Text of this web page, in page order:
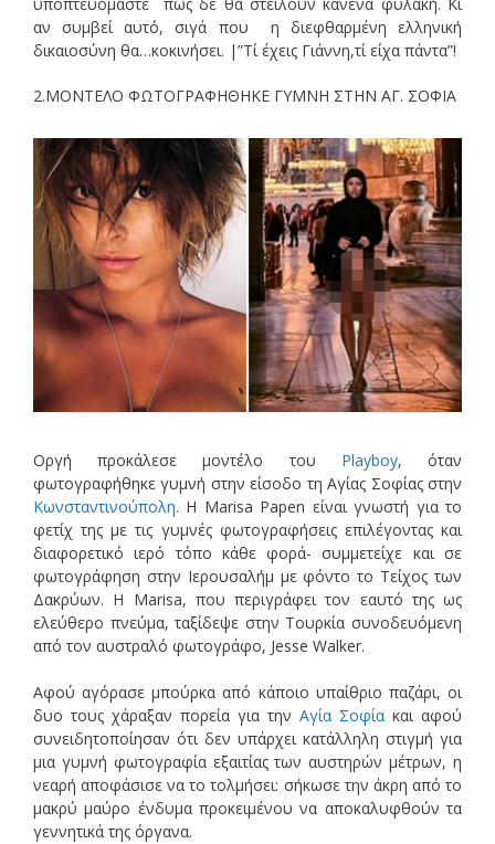
αν συμβεί αυτό, σιγά που η διεφθαρμένη ελληνική
δικαιοσύνη θα…κοκινήσει. |”Τί έχεις Γιάννη,τί είχα πάντα”!
2.ΜΟΝΤΕΛΟ ΦΩΤΟΓΡΑΦΗΘΗΚΕ ΓΥΜΝΗ ΣΤΗΝ ΑΓ. ΣΟΦΙΑ
Οργή προκάλεσε μοντέλο του Playboy, όταν
φωτογραφήθηκε γυμνή στην είσοδο τη Αγίας Σοφίας στην
Κωνσταντινούπολη. Η Marisa Papen είναι γνωστή για το
φετίχ της με τις γυμνές φωτογραφήσεις επιλέγοντας και
διαφορετικό ιερό τόπο κάθε φορά- συμμετείχε και σε
φωτογράφηση στην Ιερουσαλήμ με φόντο το Τείχος των
Δακρύων. Η Marisa, που περιγράφει τον εαυτό της ως
ελεύθερο πνεύμα, ταξίδεψε στην Τουρκία συνοδευόμενη
από τον αυστραλό φωτογράφο, Jesse Walker.
Αφού αγόρασε μπούρκα από κάποιο υπαίθριο παζάρι, οι
δυο τους χάραξαν πορεία για την Αγία Σοφία και αφού
συνειδητοποίησαν ότι δεν υπάρχει κατάλληλη στιγμή για
μια γυμνή φωτογραφία εξαιτίας των αυστηρών μέτρων, η
νεαρή αποφάσισε να το τολμήσει: σήκωσε την άκρη από το
μακρύ μαύρο ένδυμα προκειμένου να αποκαλυφθούν τα
γεννητικά της όργανα.